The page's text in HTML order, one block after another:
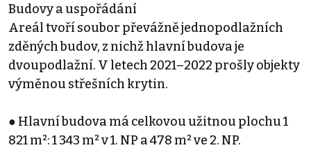
Budovy a uspořádání
Areál tvoří soubor převážně jednopodlažních
zděných budov, z nichž hlavní budova je
dvoupodlažní. V letech 2021–2022 prošly objekty
výměnou střešních krytin.
● Hlavní budova má celkovou užitnou plochu 1
821 m²: 1 343 m² v 1. NP a 478 m² ve 2. NP.